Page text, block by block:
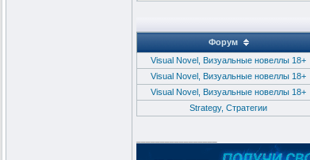
Форум
Visual Novel, Визуальные новеллы 18+
Visual Novel, Визуальные новеллы 18+
Visual Novel, Визуальные новеллы 18+
Strategy, Стратегии